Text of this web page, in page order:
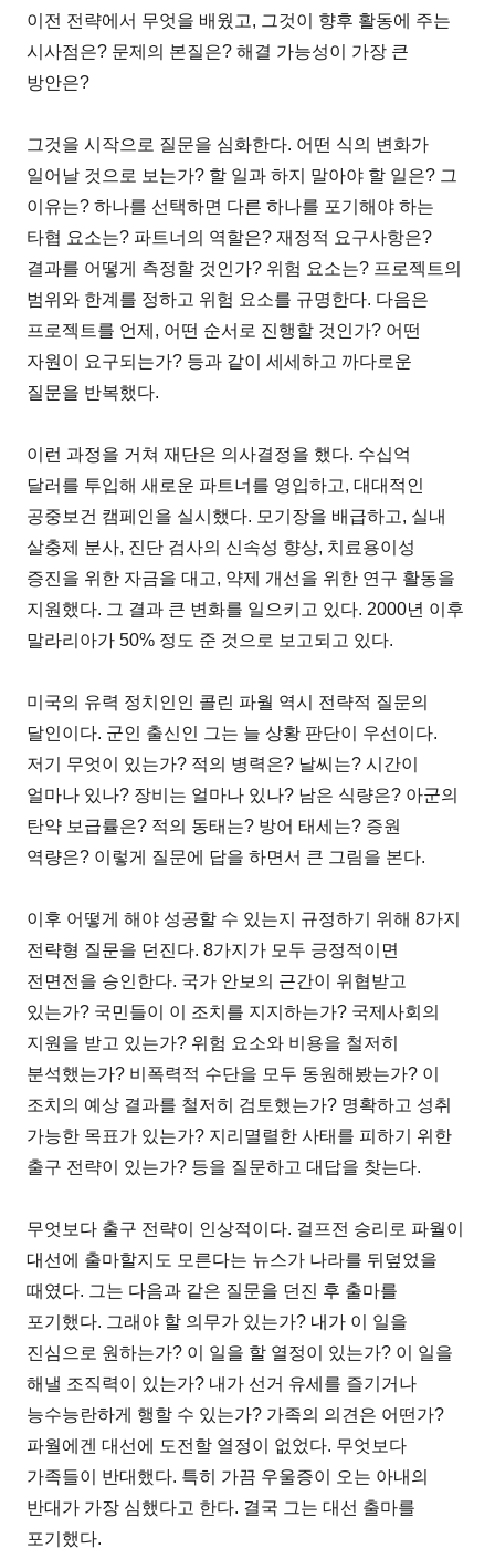
이전 전략에서 무엇을 배웠고, 그것이 향후 활동에 주는
시사점은? 문제의 본질은? 해결 가능성이 가장 큰
방안은?
그것을 시작으로 질문을 심화한다. 어떤 식의 변화가
일어날 것으로 보는가? 할 일과 하지 말아야 할 일은? 그
이유는? 하나를 선택하면 다른 하나를 포기해야 하는
타협 요소는? 파트너의 역할은? 재정적 요구사항은?
결과를 어떻게 측정할 것인가? 위험 요소는? 프로젝트의
범위와 한계를 정하고 위험 요소를 규명한다. 다음은
프로젝트를 언제, 어떤 순서로 진행할 것인가? 어떤
자원이 요구되는가? 등과 같이 세세하고 까다로운
질문을 반복했다.
이런 과정을 거쳐 재단은 의사결정을 했다. 수십억
달러를 투입해 새로운 파트너를 영입하고, 대대적인
공중보건 캠페인을 실시했다. 모기장을 배급하고, 실내
살충제 분사, 진단 검사의 신속성 향상, 치료용이성
증진을 위한 자금을 대고, 약제 개선을 위한 연구 활동을
지원했다. 그 결과 큰 변화를 일으키고 있다. 2000년 이후
말라리아가 50% 정도 준 것으로 보고되고 있다.
미국의 유력 정치인인 콜린 파월 역시 전략적 질문의
달인이다. 군인 출신인 그는 늘 상황 판단이 우선이다.
저기 무엇이 있는가? 적의 병력은? 날씨는? 시간이
얼마나 있나? 장비는 얼마나 있나? 남은 식량은? 아군의
탄약 보급률은? 적의 동태는? 방어 태세는? 증원
역량은? 이렇게 질문에 답을 하면서 큰 그림을 본다.
이후 어떻게 해야 성공할 수 있는지 규정하기 위해 8가지
전략형 질문을 던진다. 8가지가 모두 긍정적이면
전면전을 승인한다. 국가 안보의 근간이 위협받고
있는가? 국민들이 이 조치를 지지하는가? 국제사회의
지원을 받고 있는가? 위험 요소와 비용을 철저히
분석했는가? 비폭력적 수단을 모두 동원해봤는가? 이
조치의 예상 결과를 철저히 검토했는가? 명확하고 성취
가능한 목표가 있는가? 지리멸렬한 사태를 피하기 위한
출구 전략이 있는가? 등을 질문하고 대답을 찾는다.
무엇보다 출구 전략이 인상적이다. 걸프전 승리로 파월이
대선에 출마할지도 모른다는 뉴스가 나라를 뒤덮었을
때였다. 그는 다음과 같은 질문을 던진 후 출마를
포기했다. 그래야 할 의무가 있는가? 내가 이 일을
진심으로 원하는가? 이 일을 할 열정이 있는가? 이 일을
해낼 조직력이 있는가? 내가 선거 유세를 즐기거나
능수능란하게 행할 수 있는가? 가족의 의견은 어떤가?
파월에겐 대선에 도전할 열정이 없었다. 무엇보다
가족들이 반대했다. 특히 가끔 우울증이 오는 아내의
반대가 가장 심했다고 한다. 결국 그는 대선 출마를
포기했다.